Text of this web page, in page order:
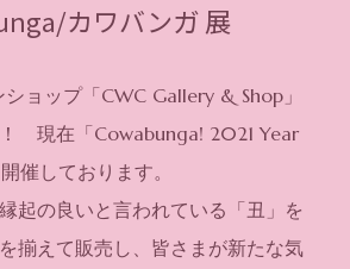
カワバンガ 展
ョップ「CWC Gallery & Shop」
現在「Cowabunga! 2021 Year
催しております。
起の良いと言われている「丑」を
揃えて販売し、皆さまが新たな気